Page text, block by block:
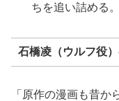
ちを追い詰める。
石橋凌（ウルフ役
「原作の漫画も昔か